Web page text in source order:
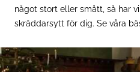
något stort eller smått, så har
skräddarsytt för dig. Se våra